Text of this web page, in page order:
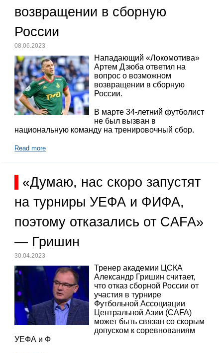
возвращении в сборную
России
08.06.2023
Нападающий «Локомотива»
Артем Дзюба ответил на
вопрос о возможном
возвращении в сборную
России.
В марте 34-летний футболист
не был вызван в
национальную команду на тренировочный сбор.
Read more
«Думаю, нас скоро запустят
на турниры УЕФА и ФИФА,
поэтому отказались от CAFA»
— Гришин
30.04.2023
Тренер академии ЦСКА
Александр Гришин считает,
что отказ сборной России от
участия в турнире
Футбольной Ассоциации
Центральной Азии (CAFA)
может быть связан со скорым
допуском к соревнованиям
УЕФА и Ф